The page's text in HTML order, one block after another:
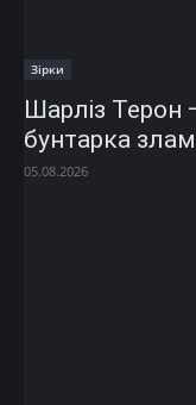
Зірки
Шарліз Терон
бунтарка
05.08.2026